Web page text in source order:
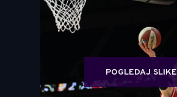
POGLEDAJ SLIKE